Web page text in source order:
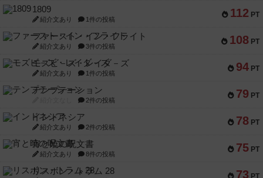
112 PT
1809
紹介文あり 1件の投稿
108 PT
ファースト・イン・フライト
紹介文あり 3件の投稿
94 PT
モズビ－ズ・レイダ－ズ
紹介文あり 1件の投稿
79 PT
テンプテーション
2件の投稿
78 PT
インドネシア
紹介文あり 2件の投稿
75 PT
宵と暁の呪文書
紹介文あり 8件の投稿
73 PT
リスボン・トラム 28